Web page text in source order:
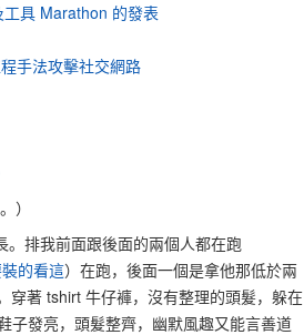
具 Marathon 的發表
手法攻擊社交網路
）
排我前面跟後面的兩個人都在跑
的看這）在跑，後面一個是拿他那低於兩
穿著 tshirt 牛仔褲，沒有整理的頭髮，躲在
發亮，頭髮整齊，幽默風趣又能言善道